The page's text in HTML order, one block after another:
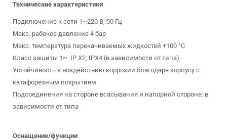
Технические характеристики
Подключение к сети 1~220 В, 50 Гц
Макс. рабочее давление 4 бар
Макс. температура перекачиваемых жидкостей +100 °C
Класс защиты 1~: IP X2; IPX4 (в зависимости от типа)
Устойчивость к воздействию коррозии благодаря корпусу с
катафорезным покрытием
Подсоединения на стороне всасывания и напорной стороне: в
зависимости от типа
Оснащение/функции